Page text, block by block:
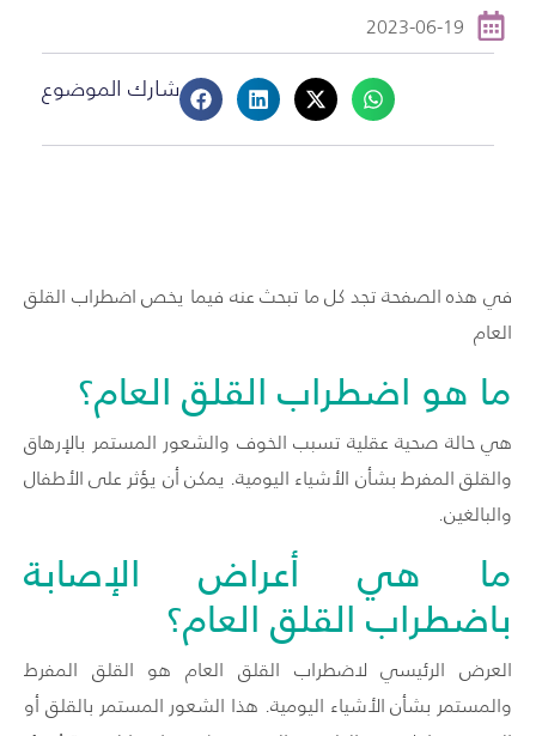
2023-06-19
شارك الموضوع
في هذه الصفحة تجد كل ما تبحث عنه فيما يخص اضطراب القلق
العام
ما هو اضطراب القلق العام؟
هي حالة صحية عقلية تسبب الخوف والشعور المستمر بالإرهاق
والقلق المفرط بشأن الأشياء اليومية. يمكن أن يؤثر على الأطفال
والبالغين.
ما هي أعراض الإصابة
باضطراب القلق العام؟
العرض الرئيسي لاضطراب القلق العام هو القلق المفرط
والمستمر بشأن الأشياء اليومية. هذا الشعور المستمر بالقلق أو